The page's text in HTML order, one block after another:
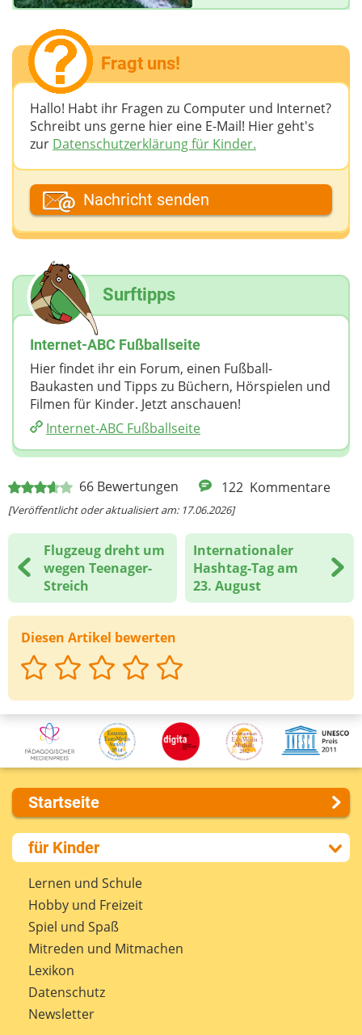
66 Bewertungen 122 Kommentare
[Veröffentlicht oder aktualisiert am: 17.06.2026]
Flugzeug dreht um
wegen Teenager-
Streich
Internationaler
Hashtag-Tag am
23. August
Diesen Artikel bewerten
Fragt uns!
Hallo! Habt ihr Fragen zu Computer und Internet?
Schreibt uns gerne hier eine E-Mail! Hier geht's
zur Datenschutzerklärung für Kinder.
Dein Fantasiename
Deine E-Mail-Adresse (wenn du eine Antwort
möchtest)
Deine Nachricht
Nachricht senden
Surftipps
Internet-ABC Fußballseite
Hier findet ihr ein Forum, einen Fußball-
Baukasten und Tipps zu Büchern, Hörspielen und
Filmen für Kinder. Jetzt anschauen!
Internet-ABC Fußballseite
Startseite
Über uns
Presse
Kontakt
Impressum
Internet-ABC Sitemap
Barrierefreiheit
Länderprojekte
für Kinder
Lernen und Schule
Hobby und Freizeit
Spiel und Spaß
Mitreden und Mitmachen
Lexikon
Datenschutz
Newsletter